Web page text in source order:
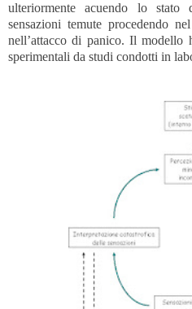
ulteriormente acuendo lo
sensazioni temute procedendo
nell’attacco di panico. Il modello
sperimentali da studi condotti in